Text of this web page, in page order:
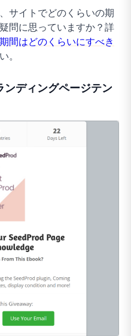
サイトでどのくらいの期
問に思っていますか？詳
間はどのくらいにすべき
。
ディングページテン